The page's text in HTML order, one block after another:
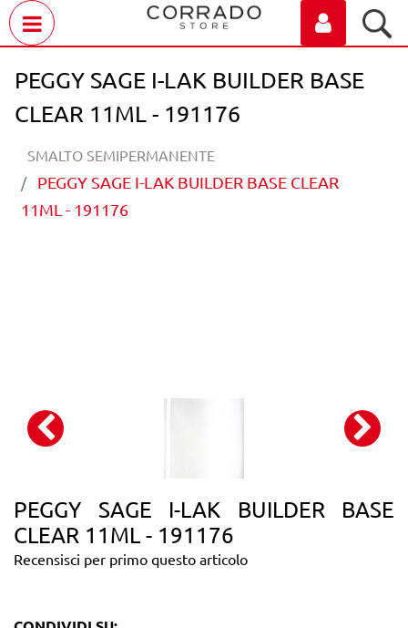
PEGGY SAGE I-LAK BUILDER BASE
CLEAR 11ML - 191176
SMALTO SEMIPERMANENTE
PEGGY SAGE I-LAK BUILDER BASE CLEAR
11ML - 191176
PEGGY SAGE I-LAK BUILDER BASE
CLEAR 11ML - 191176
Recensisci per primo questo articolo